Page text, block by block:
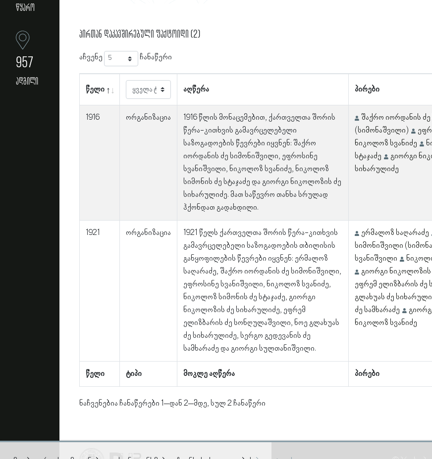
წყარო
957
ადგილი
პირთან დაკავშირებული ფაქტოიდი (2)
აჩვენე ჩანაწერი
წელი აღწერა პირები
წელი ტიპი მოკლე აღწერა პირები
1916 ორგანიზაცია
1916 წლის მონაცემებით, ქართველთა შორის
წერა-კითხვის გამავრცელებელი
საზოგადოების წევრები იყვნენ: შაქრო
იორდანის ძე სიმონიშვილი, ეფროსინე
სვანიშვილი, ნიკოლოზ სვანიძე, ნიკოლოზ
სიმონის ძე სტაჯაძე და გიორგი ნიკოლოზის ძე
სიხარულიძე. მათ საწევრო თანხა სრულად
ჰქონდათ გადახდილი.
შაქრო იორდანის
(სიმონაშვილი)
ნიკოლოზ სვანიძე
სტაჯაძე
გიორგი
სიხარულიძე
1921 ორგანიზაცია
1921 წელს ქართველთა შორის წერა-კითხვის
გამავრცელებელი საზოგადოების თბილისის
განყოფილების წევრები იყვნენ: ერმალოზ
საღარაძე, შაქრო იორდანის ძე სიმონიშვილი,
ეფროსინე სვანიშვილი, ნიკოლოზ სვანიძე,
ნიკოლოზ სიმონის ძე სტაჯაძე, გიორგი
ნიკოლოზის ძე სიხარულიძე, ეფრემ
ელიზბარის ძე სონღულაშვილი, ნოე გლახუას
ძე სიხარულიძე, სერგო გედევანის ძე
სამხარაძე და გიორგი სულთანიშვილი.
ერმალოზ საღარაძე
სიმონიშვილი
სვანიშვილი
გიორგი ნიკოლოზის
ეფრემ ელიზბარის
გლახუას ძე
ძე სამხარაძე
ნიკოლოზ სვანიძე
ნაჩვენებია ჩანაწერები 1–დან 2–მდე, სულ 2 ჩანაწერი